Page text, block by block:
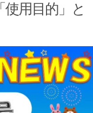
用目的」と